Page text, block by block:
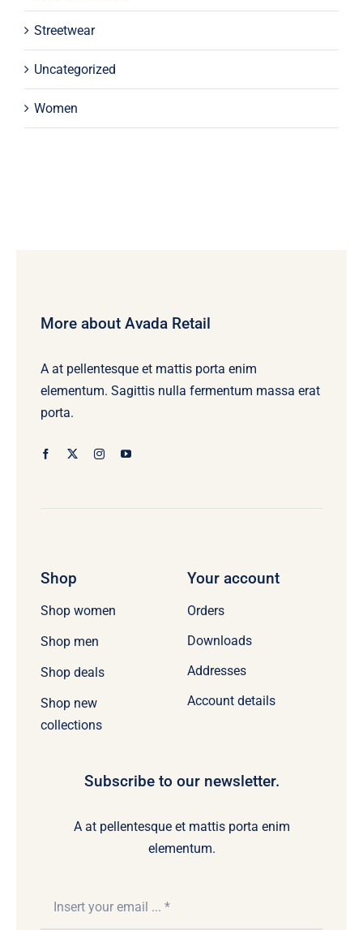
Streetwear
Uncategorized
Women
More about Avada Retail
A at pellentesque et mattis porta enim
elementum. Sagittis nulla fermentum massa erat
porta.
Shop
Shop women
Shop men
Shop deals
Shop new
collections
Your account
Orders
Downloads
Addresses
Account details
Subscribe to our newsletter.
A at pellentesque et mattis porta enim
elementum.